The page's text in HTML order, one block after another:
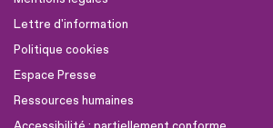
Lettre d'information
Politique cookies
Espace Presse
Ressources humaines